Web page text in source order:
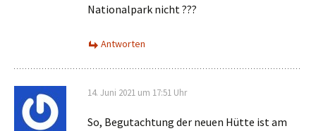
Nationalpark nicht ???
Antworten
14. Juni 2021 um 17:51 Uhr
So, Begutachtung der neuen Hütte ist am